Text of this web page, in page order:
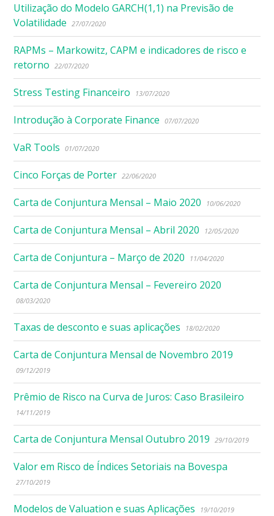
Utilização do Modelo GARCH(1,1) na Previsão de
Volatilidade
27/07/2020
RAPMs – Markowitz, CAPM e indicadores de risco e
retorno
22/07/2020
Stress Testing Financeiro 13/07/2020
Introdução à Corporate Finance 07/07/2020
VaR Tools 01/07/2020
Cinco Forças de Porter 22/06/2020
Carta de Conjuntura Mensal – Maio 2020 10/06/2020
Carta de Conjuntura Mensal – Abril 2020 12/05/2020
Carta de Conjuntura – Março de 2020 11/04/2020
Carta de Conjuntura Mensal – Fevereiro 2020
08/03/2020
Taxas de desconto e suas aplicações 18/02/2020
Carta de Conjuntura Mensal de Novembro 2019
09/12/2019
Prêmio de Risco na Curva de Juros: Caso Brasileiro
14/11/2019
Carta de Conjuntura Mensal Outubro 2019 29/10/2019
Valor em Risco de Índices Setoriais na Bovespa
27/10/2019
Modelos de Valuation e suas Aplicações 19/10/2019